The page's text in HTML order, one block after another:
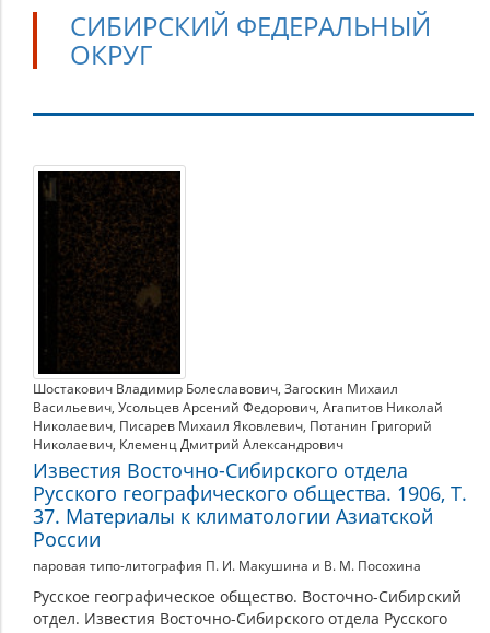
СИБИРСКИЙ ФЕДЕРАЛЬНЫЙ
ОКРУГ
СИБИРСКИЙ
ФЕДЕРАЛЬНЫЙ
ОКРУГ
Шостакович Владимир Болеславович, Загоскин Михаил
Васильевич, Усольцев Арсений Федорович, Агапитов Николай
Николаевич, Писарев Михаил Яковлевич, Потанин Григорий
Николаевич, Клеменц Дмитрий Александрович
Известия Восточно-Сибирского отдела
Русского географического общества. 1906, Т.
37. Материалы к климатологии Азиатской
России
паровая типо-литография П. И. Макушина и В. М. Посохина
Русское географическое общество. Восточно-Сибирский
отдел. Известия Восточно-Сибирского отдела Русского